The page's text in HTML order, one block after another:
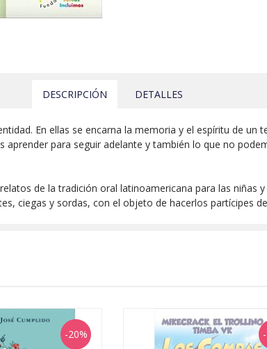
DESCRIPCIÓN DETALLES
En ellas se encarna la memoria y el espíritu de un
para seguir adelante y también lo que no
de la tradición oral latinoamericana para las niñas
ciegas y sordas, con el objeto de hacerlos partícipes
-20%